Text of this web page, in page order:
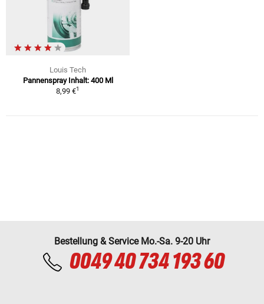
Louis Tech
Pannenspray Inhalt: 400 Ml
8,99 €1
Bestellung & Service Mo.-Sa. 9-20 Uhr
0049 40 734 193 60